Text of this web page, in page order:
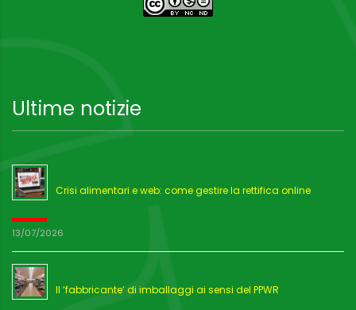
Ultime notizie
Crisi alimentari e web: come gestire la rettifica online
13/07/2026
Il ‘fabbricante’ di imballaggi ai sensi del PPWR